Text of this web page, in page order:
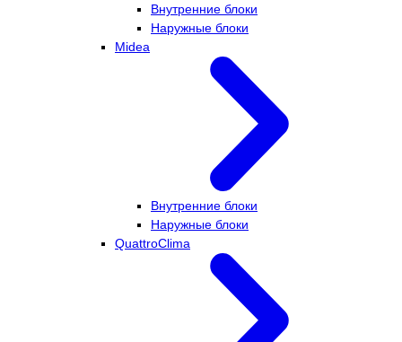
Внутренние блоки
Наружные блоки
Midea
Внутренние блоки
Наружные блоки
QuattroClima